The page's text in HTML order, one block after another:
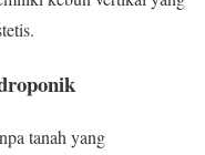
tanah yang